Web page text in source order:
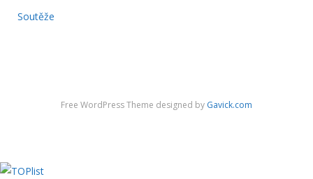
Soutěže
Free WordPress Theme designed by Gavick.com